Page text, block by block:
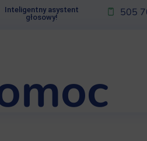
Inteligentny asystent
głosowy!
505